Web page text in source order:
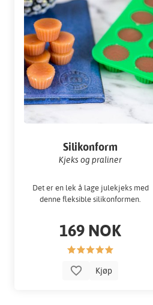
Silikonform
Kjeks og praliner
Det er en lek å lage julekjeks med
denne fleksible silikonformen.
169 NOK
Kjøp